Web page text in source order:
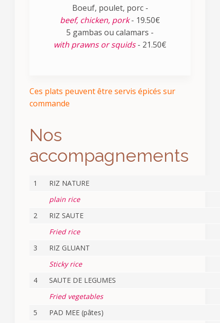
Boeuf, poulet, porc -
beef, chicken, pork- 19.50€
5 gambas ou calamars -
with prawns or squids- 21.50€
Ces plats peuvent être servis épicés sur
commande
Nos
accompagnements
1
RIZ NATURE
plain rice
2
RIZ SAUTE
Fried rice
3
RIZ GLUANT
Sticky rice
4
SAUTE DE LEGUMES
Fried vegetables
5
PAD MEE (pâtes)